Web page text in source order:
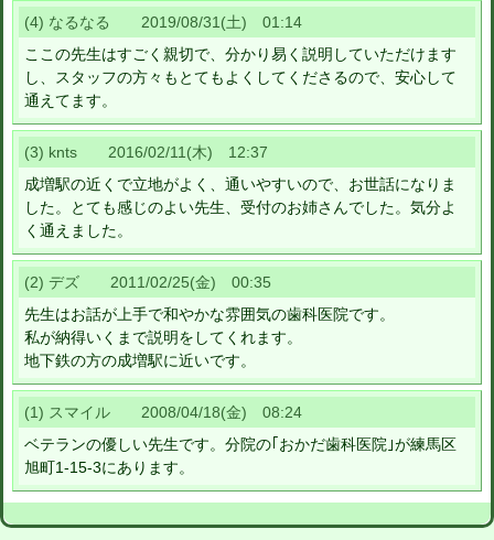
(4) なるなる 2019/08/31(土) 01:14
ここの先生はすごく親切で、分かり易く説明していただけます
し、スタッフの方々もとてもよくしてくださるので、安心して
通えてます。
(3) knts 2016/02/11(木) 12:37
成増駅の近くで立地がよく、通いやすいので、お世話になりま
した。とても感じのよい先生、受付のお姉さんでした。気分よ
く通えました。
(2) デズ 2011/02/25(金) 00:35
先生はお話が上手で和やかな雰囲気の歯科医院です。
私が納得いくまで説明をしてくれます。
地下鉄の方の成増駅に近いです。
(1) スマイル 2008/04/18(金) 08:24
ベテランの優しい先生です。分院の｢おかだ歯科医院｣が練馬区
旭町1-15-3にあります。